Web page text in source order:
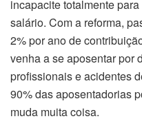
incapacite totalmente
salário. Com a reforma,
2% por ano de
venha a se aposentar por
profissionais e acidentes
90% das aposentadorias
muda muita coisa.